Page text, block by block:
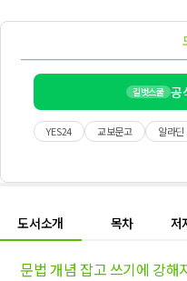
길벗스쿨 공
YES24 교보문고 알라딘
도서소개 목차 저
문법 개념 잡고 쓰기에 강해